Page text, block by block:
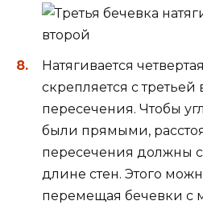
Натягивается
скрепляется с третьей
пересечения. Чтобы
были прямыми,
пересечения должны
длине стен. Этого
перемещая бечевки с